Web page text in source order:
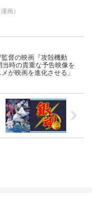
画）
監督の映画『攻殻機動
当時の貴重な予告映像を
が映画を進化させる」